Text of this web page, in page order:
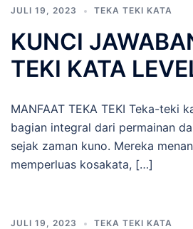
JULI 19, 2023 TEKA TEKI KATA
KUNCI
TEKI KATA
MANFAAT TEKA TEKI Teka-teki
bagian integral dari permainan
sejak zaman kuno. Mereka
memperluas kosakata, […]
JULI 19, 2023 TEKA TEKI KATA